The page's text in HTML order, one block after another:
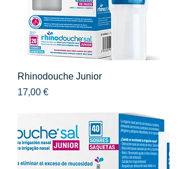
Rhinodouche Junior
Precio
17,00 €